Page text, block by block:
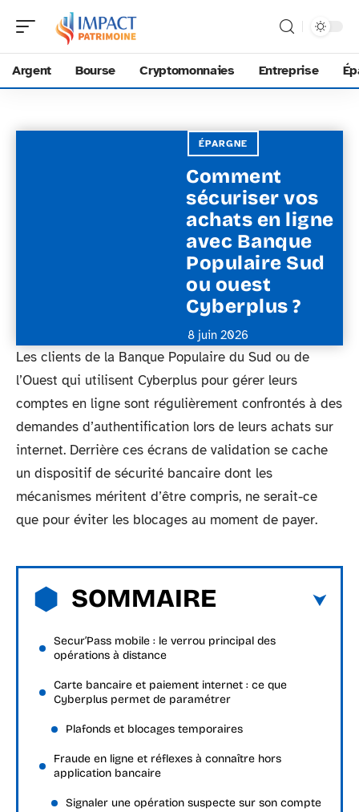
Argent Bourse Cryptomonnaies Entreprise
ÉPARGNE
Comment
sécuriser vos
achats en ligne
avec Banque
Populaire Sud
ou ouest
Cyberplus ?
8 juin 2026
Les clients de la Banque Populaire du Sud ou de
l’Ouest qui utilisent Cyberplus pour gérer leurs
comptes en ligne sont régulièrement confrontés à des
demandes d’authentification lors de leurs achats sur
internet. Derrière ces écrans de validation se cache
un dispositif de sécurité bancaire dont les
mécanismes méritent d’être compris, ne serait-ce
que pour éviter les blocages au moment de payer.
SOMMAIRE
Secur’Pass mobile : le verrou principal des
opérations à distance
Carte bancaire et paiement internet : ce que
Cyberplus permet de paramétrer
Plafonds et blocages temporaires
Fraude en ligne et réflexes à connaître hors
application bancaire
Signaler une opération suspecte sur son compte